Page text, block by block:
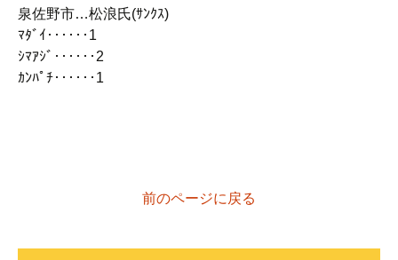
泉佐野市…松浪氏(ｻﾝｸｽ)
ﾏﾀﾞｲ‥‥‥1
ｼﾏｱｼﾞ‥‥‥2
ｶﾝﾊﾟﾁ‥‥‥1
前のページに戻る